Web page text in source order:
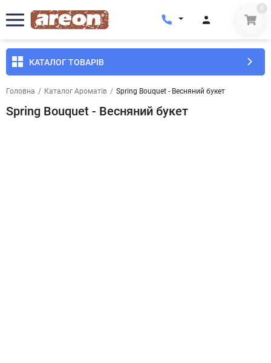
0
КАТАЛОГ ТОВАРІВ
Головна / Каталог Ароматів / Spring Bouquet - Весняний букет
Spring Bouquet - Весняний букет